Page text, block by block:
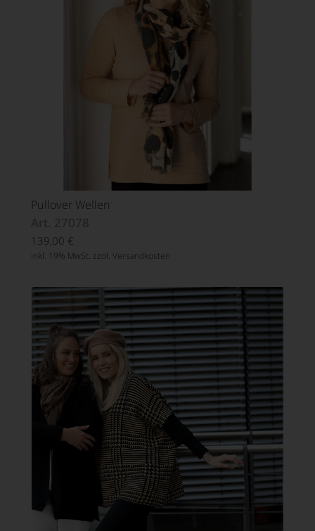
Pullover Wellen
Art. 27078
139,00 €
inkl. 19% MwSt. zzgl. Versandkosten